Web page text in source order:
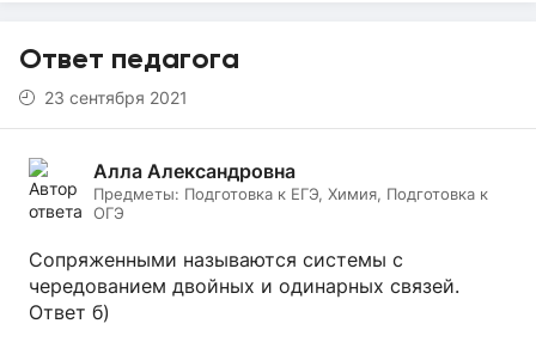
Ответ педагога
23 сентября 2021
Алла Александровна
Предметы: Подготовка к ЕГЭ, Химия, Подготовка к
ОГЭ
Сопряженными называются системы с
чередованием двойных и одинарных связей.
Ответ б)